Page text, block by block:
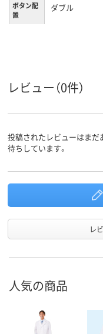
ボタン配
置
ダブル
対象 メンズ
レビュー（0件）
投稿されたレビューはまだ
待ちしています。
レ
人気の商品